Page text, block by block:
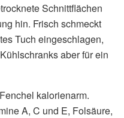
Schnittflächen
hin. Frisch schmeckt
Tuch eingeschlagen,
aber für ein
kalorienarm.
A, C und E, Folsäure,